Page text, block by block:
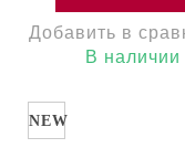
Добавить в
В наличии
NEW